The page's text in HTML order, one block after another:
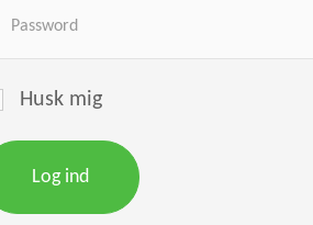
Husk mig
Log ind